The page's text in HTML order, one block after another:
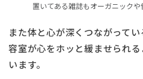
置いてある雑誌もオーガニック
また体と心が深くつながって
容室が心をホッと緩ませられ
います。